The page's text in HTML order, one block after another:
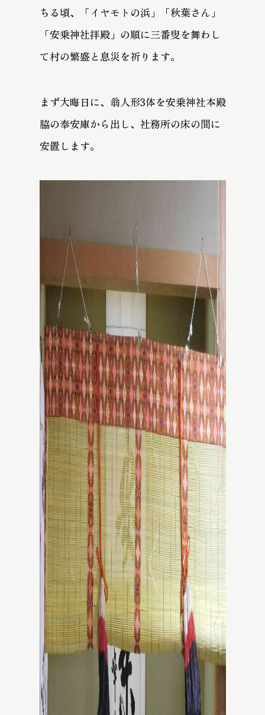
ちる頃、「イヤモトの浜」「秋葉さん」
「安乗神社拝殿」の順に三番叟を舞わし
て村の繁盛と息災を祈ります。
まず大晦日に、翁人形3体を安乗神社本殿
脇の奉安庫から出し、社務所の床の間に
安置します。